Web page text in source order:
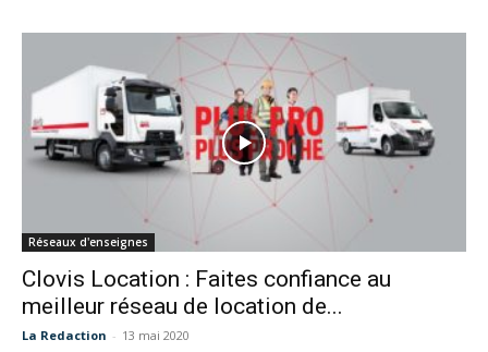
Réseaux d'enseignes
Clovis Location : Faites confiance au
meilleur réseau de location de...
La Redaction - 13 mai 2020